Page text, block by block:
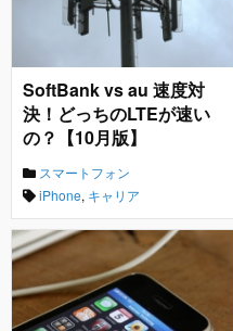
SoftBank vs au 速度対
決！どっちのLTEが速い
の？【10月版】
スマートフォン
iPhone, キャリア